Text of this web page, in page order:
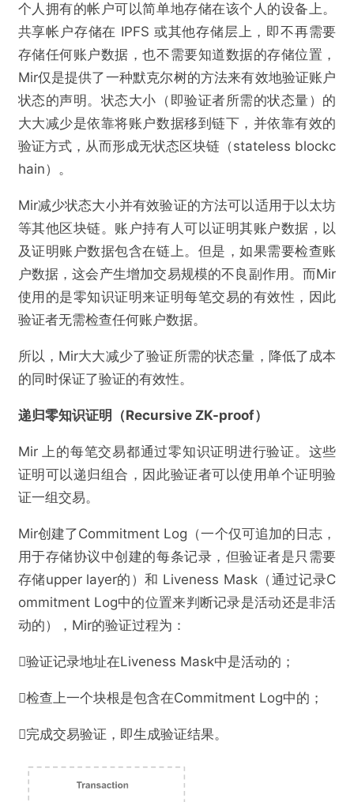
个人拥有的帐户可以简单地存储在该个人的设备上。
共享帐户存储在 IPFS 或其他存储层上，即不再需要
存储任何账户数据，也不需要知道数据的存储位置，
Mir仅是提供了一种默克尔树的方法来有效地验证账户
状态的声明。状态大小（即验证者所需的状态量）的
大大减少是依靠将账户数据移到链下，并依靠有效的
验证方式，从而形成无状态区块链（stateless blockc
hain）。
Mir减少状态大小并有效验证的方法可以适用于以太坊
等其他区块链。账户持有人可以证明其账户数据，以
及证明账户数据包含在链上。但是，如果需要检查账
户数据，这会产生增加交易规模的不良副作用。而Mir
使用的是零知识证明来证明每笔交易的有效性，因此
验证者无需检查任何账户数据。
所以，Mir大大减少了验证所需的状态量，降低了成本
的同时保证了验证的有效性。
递归零知识证明（Recursive ZK-proof）
Mir 上的每笔交易都通过零知识证明进行验证。这些
证明可以递归组合，因此验证者可以使用单个证明验
证一组交易。
Mir创建了Commitment Log（一个仅可追加的日志，
用于存储协议中创建的每条记录，但验证者是只需要
存储upper layer的）和 Liveness Mask（通过记录C
ommitment Log中的位置来判断记录是活动还是非活
动的），Mir的验证过程为：
验证记录地址在Liveness Mask中是活动的；
检查上一个块根是包含在Commitment Log中的；
完成交易验证，即生成验证结果。